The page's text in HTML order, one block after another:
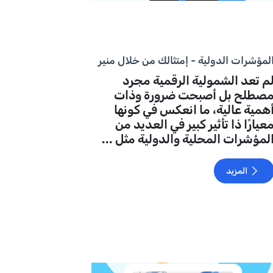
الدولية - إمتثالك من خلال منير
تعد الشمولية الرقمية مجرد
بل أصبحت ضرورة وذات
عالية، ما انعكس في كونها
ذا تأثير كبير في العديد من
المحلية والدولية مثل ...
المزيد